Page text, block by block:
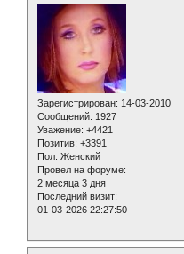
Зарегистрирован: 14-03-2010
Сообщений: 1927
Уважение: +4421
Позитив: +3391
Пол: Женский
Провел на форуме:
2 месяца 3 дня
Последний визит:
01-03-2026 22:27:50